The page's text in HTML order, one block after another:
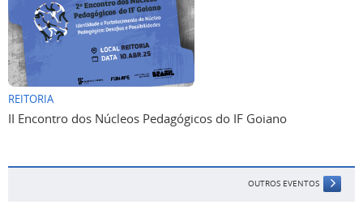
REITORIA
II Encontro dos Núcleos Pedagógicos do IF Goiano
OUTROS EVENTOS